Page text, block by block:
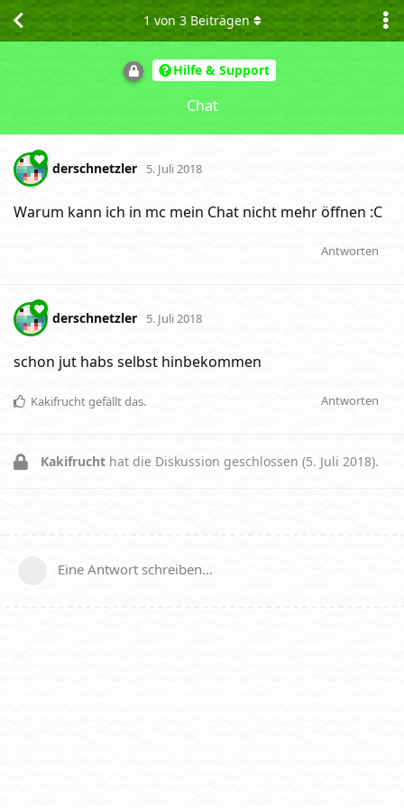
Hilfe & Support
Chat
1 von 3Beiträgen
derschnetzler 5. Juli 2018
Warum kann ich in mc mein Chat nicht mehr öffnen :C
Antworten
derschnetzler 5. Juli 2018
schon jut habs selbst hinbekommen
Antworten
Kakifruchtgefällt das.
Kakifrucht hat die Diskussion geschlossen (5. Juli 2018).
Eine Antwort schreiben…